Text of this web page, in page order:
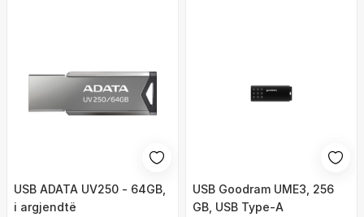
USB ADATA UV250 - 64GB,
i argjendtë
USB Goodram UME3, 256
GB, USB Type-A